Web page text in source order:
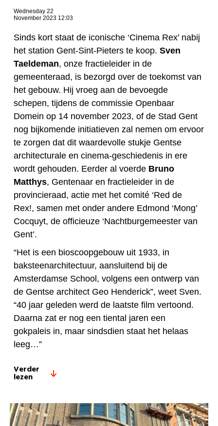
Wednesday 22
November 2023 12:03
Sinds kort staat de iconische ‘Cinema Rex’ nabij
het station Gent-Sint-Pieters te koop. Sven
Taeldeman, onze fractieleider in de
gemeenteraad, is bezorgd over de toekomst van
het gebouw. Hij vroeg aan de bevoegde
schepen, tijdens de commissie Openbaar
Domein op 14 november 2023, of de Stad Gent
nog bijkomende initiatieven zal nemen om ervoor
te zorgen dat dit waardevolle stukje Gentse
architecturale en cinema-geschiedenis in ere
wordt gehouden. Eerder al voerde Bruno
Matthys, Gentenaar en fractieleider in de
provincieraad, actie met het comité ‘Red de
Rex!, samen met onder andere Edmond ‘Mong’
Cocquyt, de officieuze ‘Nachtburgemeester van
Gent’.
“Het is een bioscoopgebouw uit 1933, in
baksteenarchitectuur, aansluitend bij de
Amsterdamse School, volgens een ontwerp van
de Gentse architect Geo Henderick”, weet Sven.
“40 jaar geleden werd de laatste film vertoond.
Daarna zat er nog een tiental jaren een
gokpaleis in, maar sindsdien staat het helaas
leeg…”
Verder
lezen